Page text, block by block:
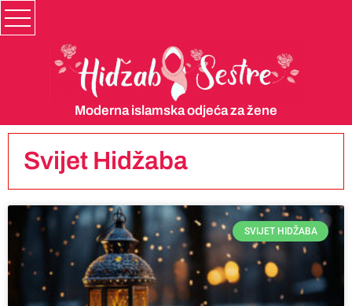
Moderna islamska odjeća za žene
Svijet Hidžaba
SVIJET HIDŽABA